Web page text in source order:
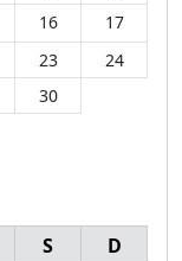
16
17
23
24
30
S D